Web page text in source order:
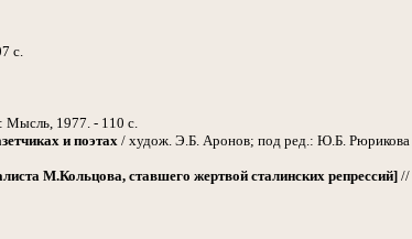
с.
Мысль, 1977. - 110 с.
и поэтах / худож. Э.Б. Аронов; под ред.: Ю.Б.
М.Кольцова, ставшего жертвой сталинских репрессий] //